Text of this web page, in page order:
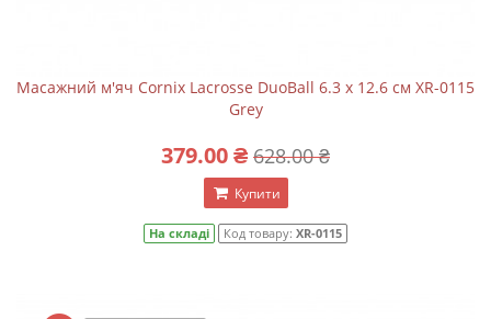
Масажний м'яч Cornix Lacrosse DuoBall 6.3 x 12.6 см XR-0115
Grey
379.00 ₴ 628.00 ₴
Купити
На складі Код товару: XR-0115